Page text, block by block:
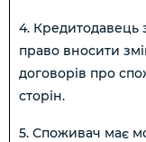
4. Кредитодавець
право вносити
договорів про
сторін.
5. Споживач має